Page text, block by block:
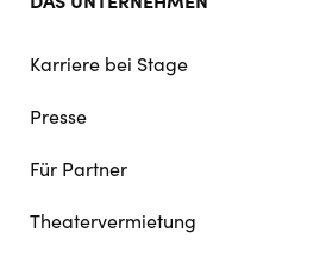
Karriere bei Stage
Presse
Für Partner
Theatervermietung